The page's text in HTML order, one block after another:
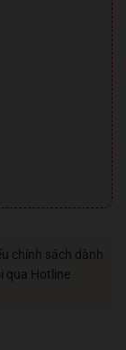
chính sách dành
qua Hotline